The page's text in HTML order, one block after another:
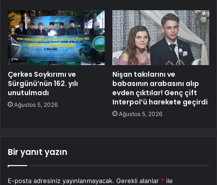
Çerkes Soykırımı ve
Sürgünü’nün 162. yılı
unutulmadı
Ağustos 5, 2026
Nişan takılarını ve
babasının arabasını alıp
evden çıktılar! Genç çift
Interpol’ü harekete geçirdi
Ağustos 5, 2026
Bir yanıt yazın
E-posta adresiniz yayınlanmayacak. Gerekli alanlar * ile